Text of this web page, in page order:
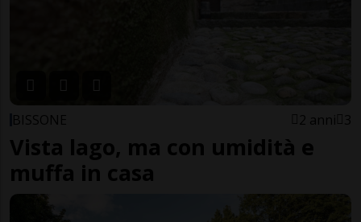
BISSONE 2 anni 3
Vista lago, ma con umidità e
muffa in casa